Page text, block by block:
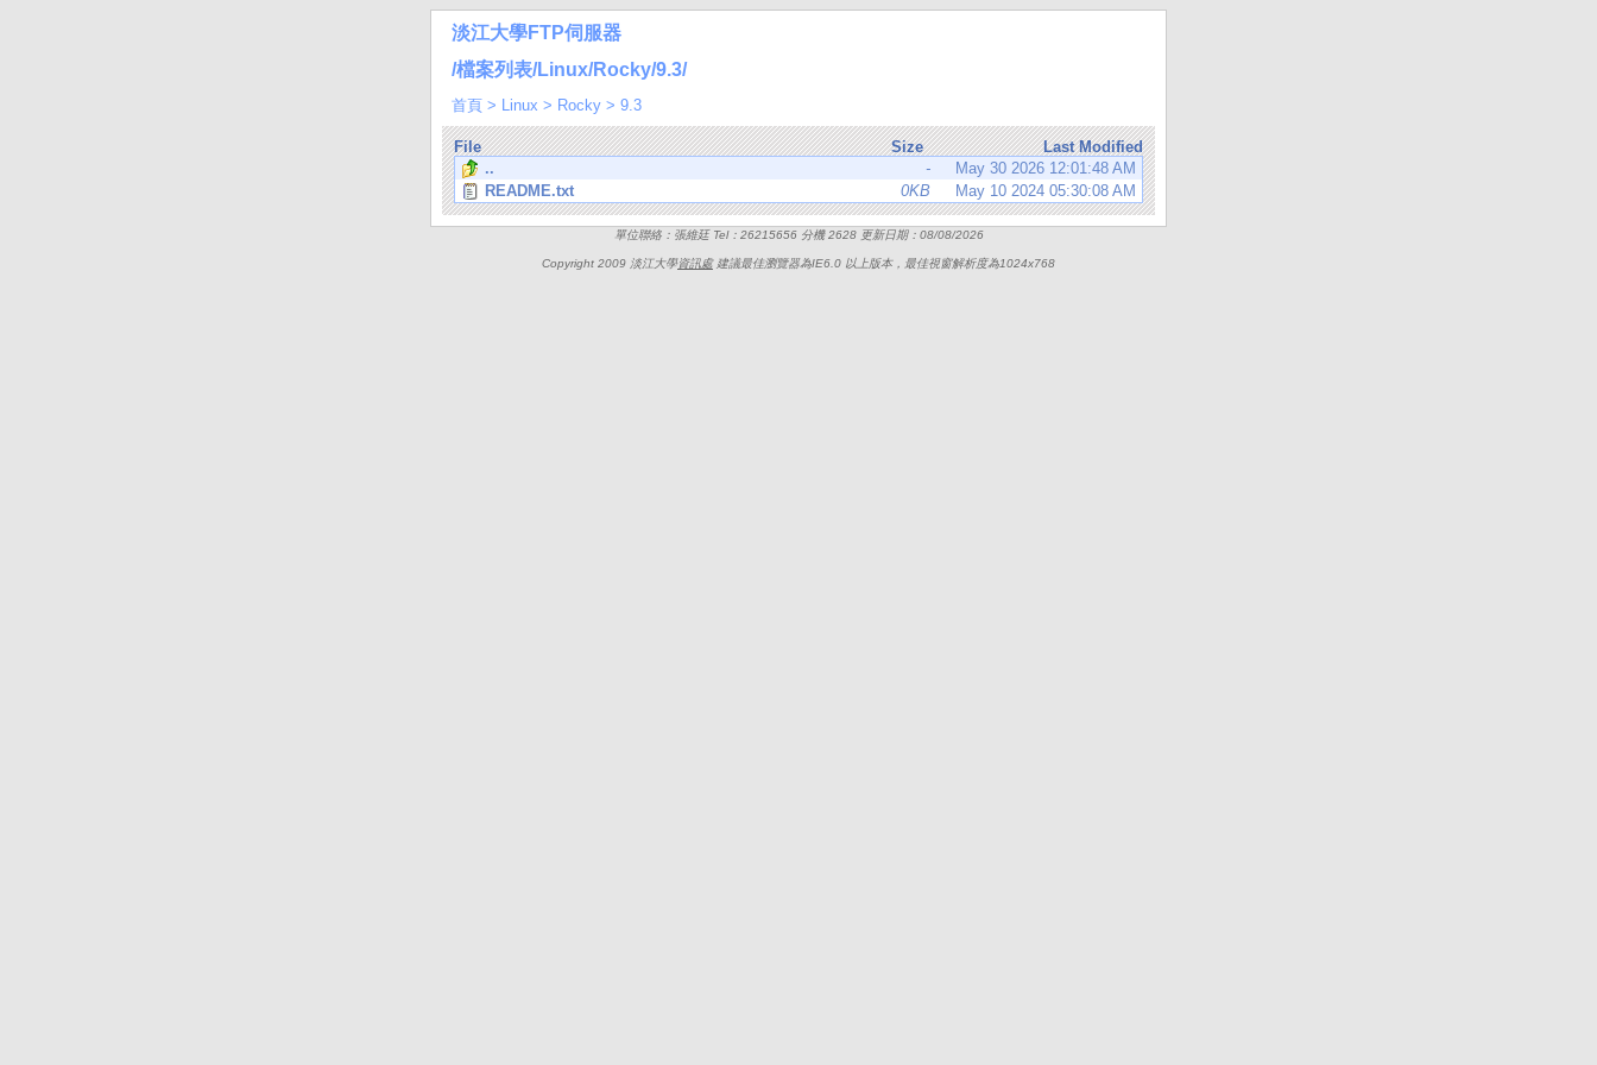
淡江大學FTP伺服器
/檔案列表/Linux/Rocky/9.3/
首頁 > Linux > Rocky > 9.3
File Size
Last Modified
..
-
May 30 2026 12:01:48 AM
README.txt
0KB May 10 2024 05:30:08 AM
單位聯絡：張維廷 Tel：26215656 分機 2628 更新日期：08/08/2026
Copyright 2009 淡江大學資訊處建議最佳瀏覽器為IE6.0 以上版本，最佳視窗解析度為1024x768